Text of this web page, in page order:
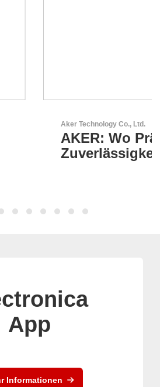
Präzision auf
trifft
App
Informationen